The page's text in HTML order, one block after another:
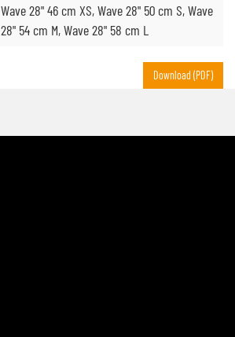
Wave 28" 46 cm XS, Wave 28" 50 cm S, Wave
28" 54 cm M, Wave 28" 58 cm L
Download (PDF)